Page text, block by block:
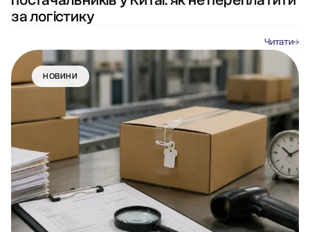
за логістику
Читати
НОВИНИ